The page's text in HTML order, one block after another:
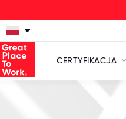
CERTYFIKACJA